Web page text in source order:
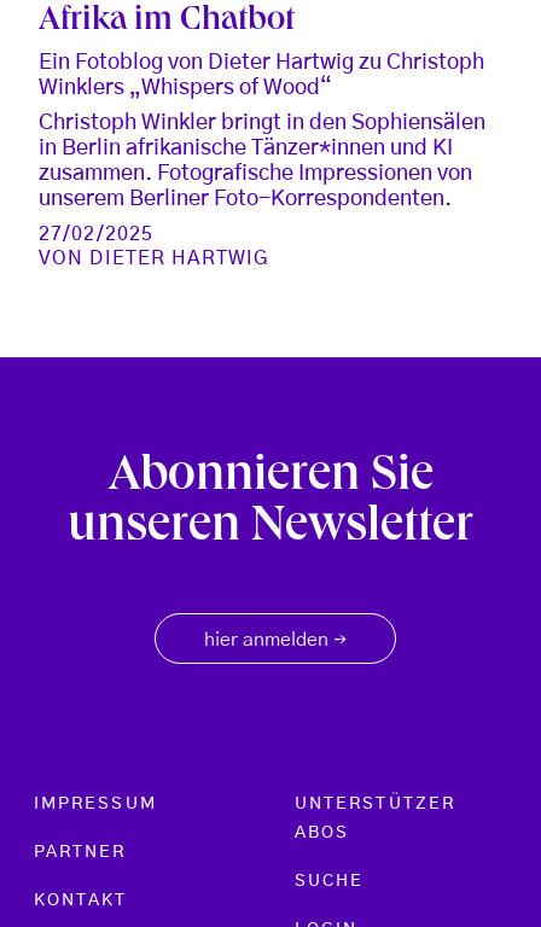
Afrika im Chatbot
Ein Fotoblog von Dieter Hartwig zu Christoph
Winklers „Whispers of Wood“
Christoph Winkler bringt in den Sophiensälen
in Berlin afrikanische Tänzer*innen und KI
zusammen. Fotografische Impressionen von
unserem Berliner Foto-Korrespondenten.
27/02/2025
VON
DIETER HARTWIG
Abonnieren Sie
unseren Newsletter
hier anmelden →
Footer menu
IMPRESSUM
PARTNER
KONTAKT
UNTERSTÜTZER
ABOS
SUCHE